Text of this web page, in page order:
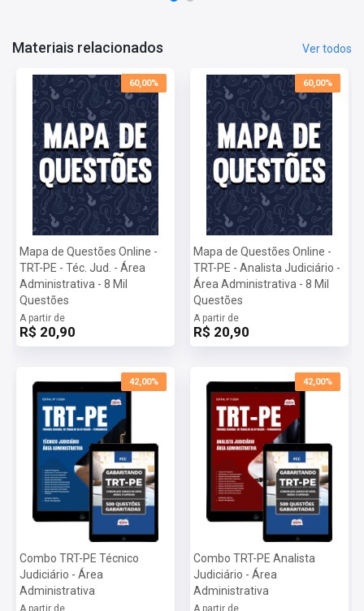
Taxa de Inscrição:R$ 90,00
Organizadora:FCC
Materiais relacionados Ver todos
60,00%
Mapa de Questões Online -
TRT-PE - Téc. Jud. - Área
Administrativa - 8 Mil
Questões
A partir de
R$ 20,90
60,00%
Mapa de Questões Online -
TRT-PE - Analista Judiciário -
Área Administrativa - 8 Mil
Questões
A partir de
R$ 20,90
42,00%
Combo TRT-PE Técnico
Judiciário - Área
Administrativa
A partir de
42,00%
Combo TRT-PE Analista
Judiciário - Área
Administrativa
A partir de